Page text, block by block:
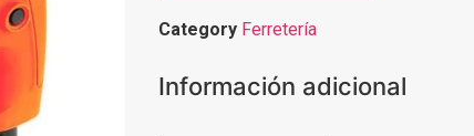
Category Ferretería
Información adicional